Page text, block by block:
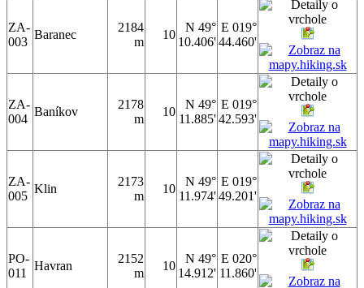
ZA-
003
Baranec
2184
m
10
N 49°
10.406'
E 019°
44.460'
ZA-
004
Baníkov
2178
m
10
N 49°
11.885'
E 019°
42.593'
ZA-
005
Klin
2173
m
10
N 49°
11.974'
E 019°
49.201'
PO-
011
Havran
2152
m
10
N 49°
14.912'
E 020°
11.860'